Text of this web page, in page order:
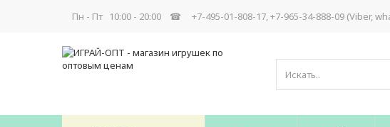
Пн - Пт 10:00 - 20:00 ☎ +7-495-01-808-17, +7-965-34-888-09 (Viber,